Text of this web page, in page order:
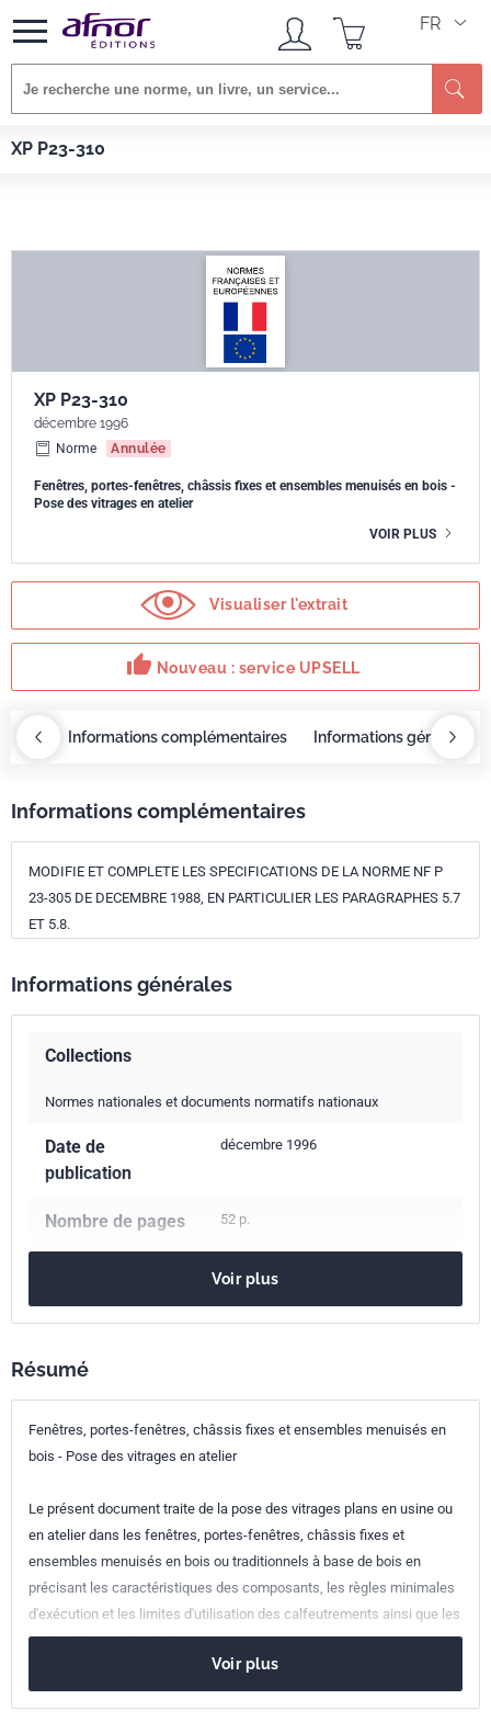
FR
XP P23-310
Afnor EDITIONS
XP P23-310
décembre 1996
Norme
Annulée
Fenêtres, portes-fenêtres, châssis fixes et ensembles menuisés en bois -
Pose des vitrages en atelier
VOIR PLUS
Visualiser l'extrait
thumb_up Nouveau : service UPSELL
Informations complémentaires Informations générales
Informations complémentaires
MODIFIE ET COMPLETE LES SPECIFICATIONS DE LA NORME NF P
23-305 DE DECEMBRE 1988, EN PARTICULIER LES PARAGRAPHES 5.7
ET 5.8.
Informations générales
Collections
Normes nationales et documents normatifs nationaux
Date de
publication
décembre 1996
Nombre de pages 52 p.
Codes ICS
Indice de
classement
Numéro de tirage 1 - février 1997
Voir plus
Résumé
Fenêtres, portes-fenêtres, châssis fixes et ensembles menuisés en
bois - Pose des vitrages en atelier
Le présent document traite de la pose des vitrages plans en usine ou
en atelier dans les fenêtres, portes-fenêtres, châssis fixes et
ensembles menuisés en bois ou traditionnels à base de bois en
précisant les caractéristiques des composants, les règles minimales
d'exécution et les limites d'utilisation des calfeutrements ainsi que les
limites d'usage des techniques.
Voir plus